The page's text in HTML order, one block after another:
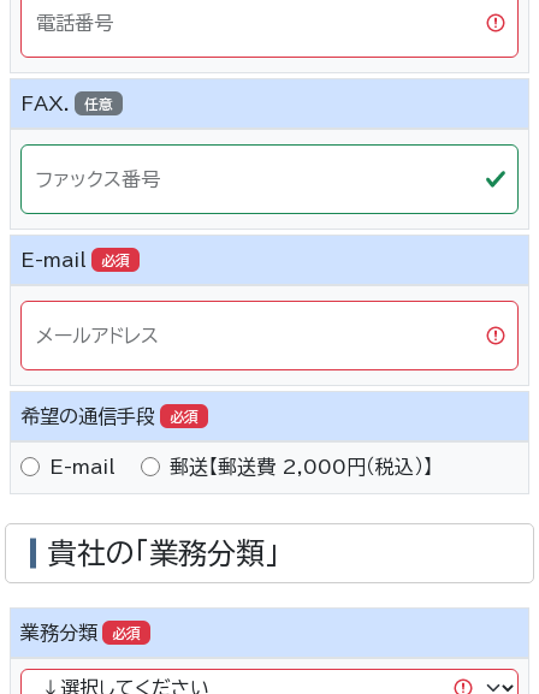
電話番号
FAX. 任意
ファックス番号
E-mail 必須
メールアドレス
希望の通信手段 必須
E-mail 郵送【郵送費 2,000円（税込）】
貴社の「業務分類」
業務分類 必須